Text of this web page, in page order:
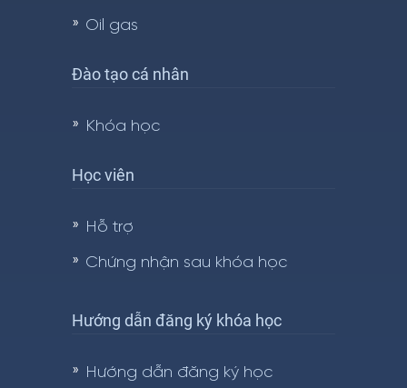
Oil gas
Đào tạo cá nhân
Khóa học
Học viên
Hỗ trợ
Chứng nhận sau khóa học
Hướng dẫn đăng ký khóa học
Hướng dẫn đăng ký học